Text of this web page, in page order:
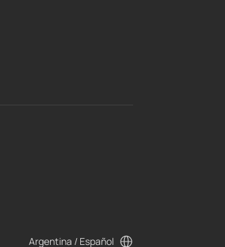
Argentina / Español